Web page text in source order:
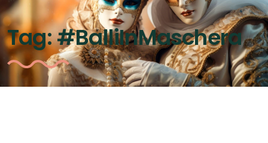
Tag:#BalliInMaschera